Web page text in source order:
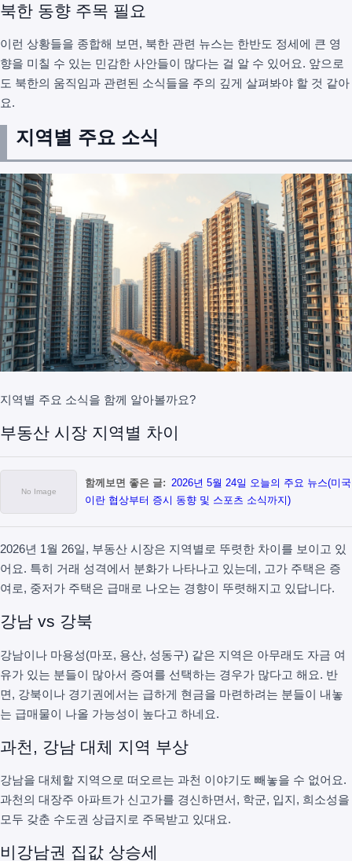
북한 동향 주목 필요
이런 상황들을 종합해 보면, 북한 관련 뉴스는 한반도 정세에 큰 영
향을 미칠 수 있는 민감한 사안들이 많다는 걸 알 수 있어요. 앞으로
도 북한의 움직임과 관련된 소식들을 주의 깊게 살펴봐야 할 것 같아
요.
지역별 주요 소식
지역별 주요 소식을 함께 알아볼까요?
부동산 시장 지역별 차이
함께보면 좋은 글: 2026년 5월 24일 오늘의 주요 뉴스(미국
이란 협상부터 증시 동향 및 스포츠 소식까지)
2026년 1월 26일, 부동산 시장은 지역별로 뚜렷한 차이를 보이고 있
어요. 특히 거래 성격에서 분화가 나타나고 있는데, 고가 주택은 증
여로, 중저가 주택은 급매로 나오는 경향이 뚜렷해지고 있답니다.
강남 vs 강북
강남이나 마용성(마포, 용산, 성동구) 같은 지역은 아무래도 자금 여
유가 있는 분들이 많아서 증여를 선택하는 경우가 많다고 해요. 반
면, 강북이나 경기권에서는 급하게 현금을 마련하려는 분들이 내놓
는 급매물이 나올 가능성이 높다고 하네요.
과천, 강남 대체 지역 부상
강남을 대체할 지역으로 떠오르는 과천 이야기도 빼놓을 수 없어요.
과천의 대장주 아파트가 신고가를 경신하면서, 학군, 입지, 희소성을
모두 갖춘 수도권 상급지로 주목받고 있대요.
비강남권 집값 상승세